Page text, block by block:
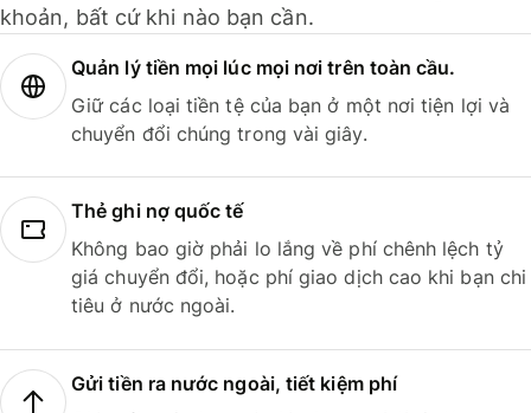
khoản, bất cứ khi nào bạn cần.
Quản lý tiền mọi lúc mọi nơi trên toàn cầu.
Giữ các loại tiền tệ của bạn ở một nơi tiện lợi và
chuyển đổi chúng trong vài giây.
Thẻ ghi nợ quốc tế
Không bao giờ phải lo lắng về phí chênh lệch tỷ
giá chuyển đổi, hoặc phí giao dịch cao khi bạn chi
tiêu ở nước ngoài.
Gửi tiền ra nước ngoài, tiết kiệm phí